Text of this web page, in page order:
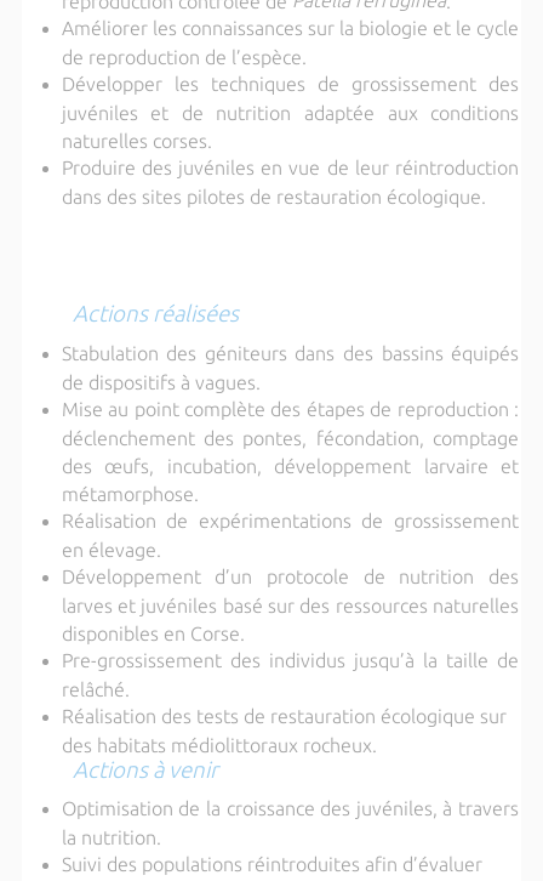
Améliorer les connaissances sur la biologie et le cycle
de reproduction de l’espèce.
Développer les techniques de grossissement des
juvéniles et de nutrition adaptée aux conditions
naturelles corses.
Produire des juvéniles en vue de leur réintroduction
dans des sites pilotes de restauration écologique.
Actions réalisées
Stabulation des géniteurs dans des bassins équipés
de dispositifs à vagues.
Mise au point complète des étapes de reproduction :
déclenchement des pontes, fécondation, comptage
des œufs, incubation, développement larvaire et
métamorphose.
Réalisation de expérimentations de grossissement
en élevage.
Développement d’un protocole de nutrition des
larves et juvéniles basé sur des ressources naturelles
disponibles en Corse.
Pre-grossissement des individus jusqu’à la taille de
relâché.
Réalisation des tests de restauration écologique sur
des habitats médiolittoraux rocheux.
Actions à venir
Optimisation de la croissance des juvéniles, à travers
la nutrition.
Suivi des populations réintroduites afin d’évaluer